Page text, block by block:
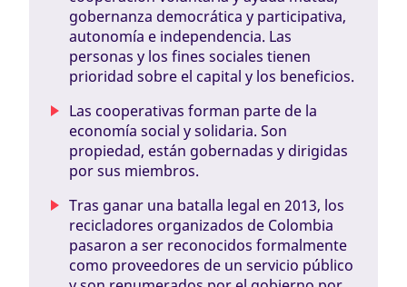
gobernanza democrática y participativa,
autonomía e independencia. Las
personas y los fines sociales tienen
prioridad sobre el capital y los beneficios.
Las cooperativas forman parte de la
economía social y solidaria. Son
propiedad, están gobernadas y dirigidas
por sus miembros.
Tras ganar una batalla legal en 2013, los
recicladores organizados de Colombia
pasaron a ser reconocidos formalmente
como proveedores de un servicio público